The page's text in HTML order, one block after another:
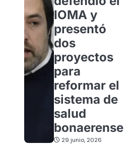
IOMA y
presentó
dos
proyectos
para
reformar el
sistema de
salud
bonaerense
29 junio, 2026